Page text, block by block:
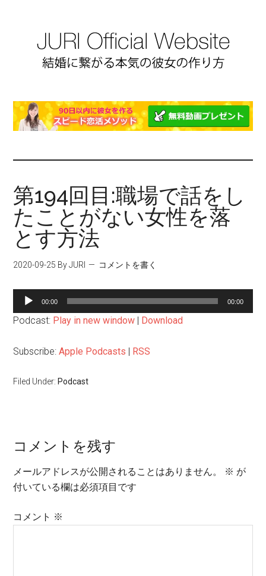
第194回目:職場で話をし
たことがない女性を落
とす方法
2020-09-25 By JURI コメントを書く
声
プ
ー
00:00 00:00
Podcast: Play in new window | Download
Subscribe:Apple Podcasts | RSS
Filed Under: Podcast
コメントを残す
メールアドレスが公開されることはありません。 ※ が
付いている欄は必須項目です
コメント ※